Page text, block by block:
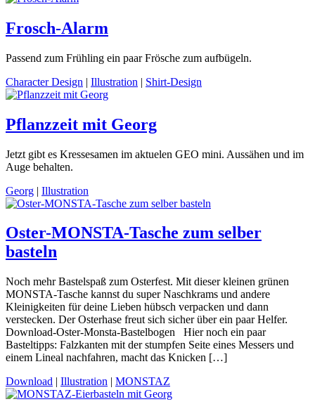
Frosch-Alarm
Passend zum Frühling ein paar Frösche zum aufbügeln.
Character Design | Illustration | Shirt-Design
Pflanzzeit mit Georg
Jetzt gibt es Kressesamen im aktuelen GEO mini. Aussähen und im
Auge behalten.
Georg | Illustration
Oster-MONSTA-Tasche zum selber
basteln
Noch mehr Bastelspaß zum Osterfest. Mit dieser kleinen grünen
MONSTA-Tasche kannst du super Naschkrams und andere
Kleinigkeiten für deine Lieben hübsch verpacken und dann
verstecken. Der Osterhase freut sich sicher über ein paar Helfer.
Download-Oster-Monsta-Bastelbogen Hier noch ein paar
Basteltipps: Falzkanten mit der stumpfen Seite eines Messers und
einem Lineal nachfahren, macht das Knicken […]
Download | Illustration | MONSTAZ